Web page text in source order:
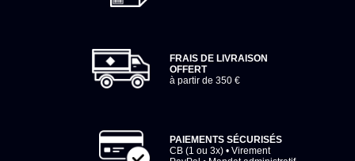
FRAIS DE LIVRAISON
OFFERT
à partir de 350 €
PAIEMENTS SÉCURISÉS
CB (1 ou 3x) • Virement